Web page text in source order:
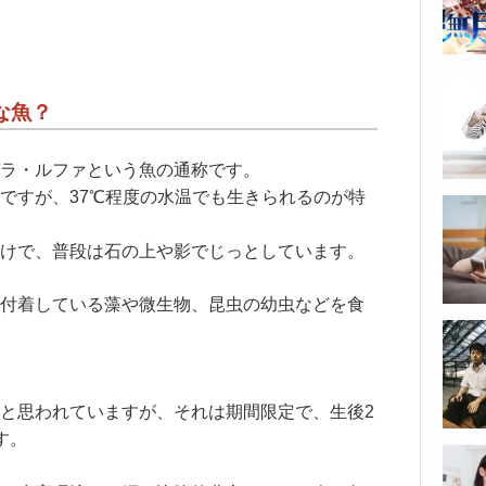
魚？
・ルファという魚の通称です。
すが、37℃程度の水温でも生きられるのが特
で、普段は石の上や影でじっとしています。
着している藻や微生物、昆虫の幼虫などを食
思われていますが、それは期間限定で、生後2